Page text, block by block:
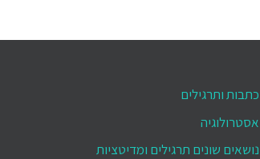
כתבות ותרגילים
אסטרולוגיה
נושאים שונים תרגילים ומדיטציות